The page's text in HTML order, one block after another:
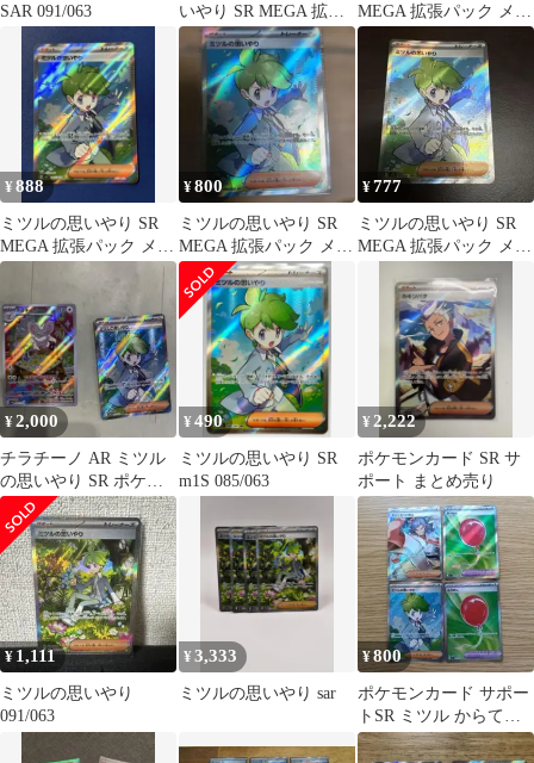
SAR 091/063
いやり SR MEGA 拡張
パック メガシンフォニ
MEGA 拡張パック メガ
シンフォニア キラ 085/
¥888
ミツルの思いやり SR
MEGA 拡張パック メガ
シンフォニア キラ 085/
¥800
ミツルの思いやり SR
MEGA 拡張パック メガ
シンフォニア キラ 085/
…
¥777
ミツルの思いやり SR
MEGA 拡張パック メガ
¥2,000
チラチーノ AR ミツル
の思いやり SR ポケモ
ンカード
¥490
ミツルの思いやり SR
m1S 085/063
¥ 2,222
ポケモンカード SR サ
ポート まとめ売り
¥ 1,111
ミツルの思いやり
091/063
¥3,333
ミツルの思いやり sar
¥800
ポケモンカード サポー
トSR ミツル からてお
う ふうせん まとめ売り